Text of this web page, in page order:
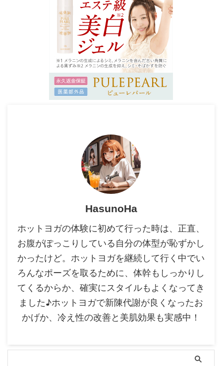
HasunoHa
ホットヨガの体験に初めて行った時は、正直、
お腹がぽっこりしている自分の体型が恥ずかし
かったけど。ホットヨガを継続して行く中でい
ろんなポーズを取るために、体幹もしっかりし
てくるからか、確実にスタイルもよくなってき
ました♪ホットヨガで新陳代謝が良くなったお
かげか、冷え性の改善と美肌効果も実感中！